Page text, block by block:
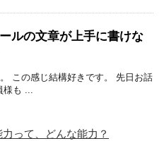
ルの文章が上手に書けな
この感じ結構好きです。 先日お話
様も ...
って、どんな能力？